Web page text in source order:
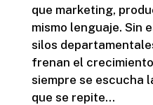
que marketing,
mismo lenguaje. Sin
silos
frenan el
siempre se escucha
que se repite...